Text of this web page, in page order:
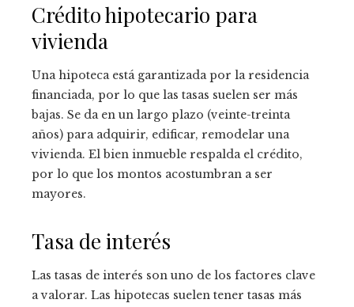
Crédito hipotecario para
vivienda
Una hipoteca está garantizada por la residencia
financiada, por lo que las tasas suelen ser más
bajas. Se da en un largo plazo (veinte-treinta
años) para adquirir, edificar, remodelar una
vivienda. El bien inmueble respalda el crédito,
por lo que los montos acostumbran a ser
mayores.
Tasa de interés
Las tasas de interés son uno de los factores clave
a valorar. Las hipotecas suelen tener tasas más